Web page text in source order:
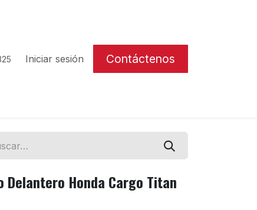
Iniciar sesión Contáctenos
Delantero Honda Cargo Titan